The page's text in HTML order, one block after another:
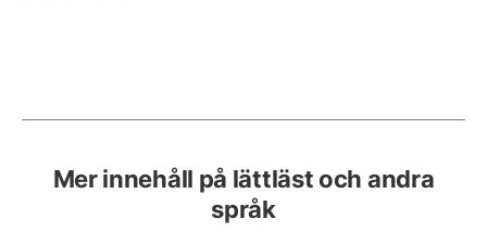
Mer innehåll på lättläst och andra
språk